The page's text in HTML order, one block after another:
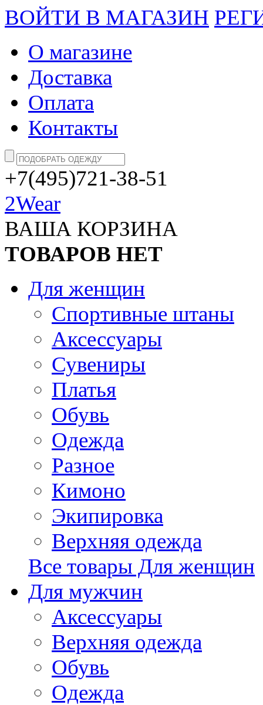
ВОЙТИ В МАГАЗИН
О магазине
Доставка
Оплата
Контакты
+7(495)721-38-51
2Wear
ВАША КОРЗИНА
ТОВАРОВ НЕТ
Для женщин
Спортивные штаны
Аксессуары
Сувениры
Платья
Обувь
Одежда
Разное
Кимоно
Экипировка
Верхняя одежда
Все товары Для женщин
Для мужчин
Аксессуары
Верхняя одежда
Обувь
Одежда